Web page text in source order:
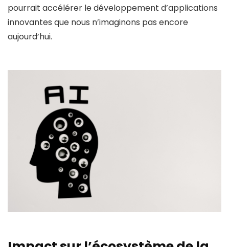
pourrait accélérer le développement d’applications
innovantes que nous n’imaginons pas encore
aujourd’hui.